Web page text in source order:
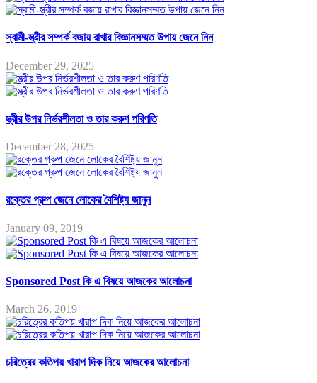
স্বামী-স্ত্রীর সম্পর্ক বজায় রাখার বিজ্ঞানসম্মত উপায় জেনে নিন
December 29, 2025
স্ত্রীর উপর নির্ভরশীলতা ও তার করুণ পরিণতি
December 28, 2025
রক্তের গ্রুপ জেনে লোকের বৈশিষ্ট্য জানুন
January 09, 2019
Sponsored Post কি এ বিষয়ে আজকের আলোচনা
March 26, 2019
চরিত্রের কতিপয় খারাপ দিক নিয়ে আজকের আলোচনা